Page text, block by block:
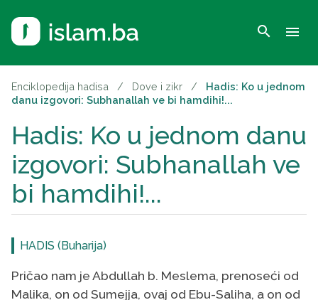
search menu
Enciklopedija hadisa / Dove i zikr /
Hadis: Ko u jednom
danu izgovori: Subhanallah ve bi hamdihi!...
Hadis: Ko u jednom danu
izgovori: Subhanallah ve
bi hamdihi!...
HADIS (Buharija)
Pričao nam je Abdullah b. Meslema, prenoseći od
Malika, on od Sumejja, ovaj od Ebu-Saliha, a on od